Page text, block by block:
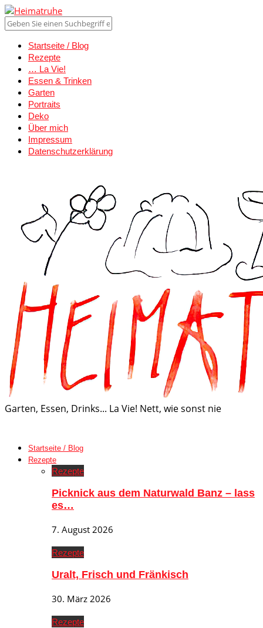
Startseite / Blog
Rezepte
… La Vie!
Essen & Trinken
Garten
Portraits
Deko
Über mich
Impressum
Datenschutzerklärung
Garten, Essen, Drinks... La Vie! Nett, wie sonst nie
Startseite / Blog
Rezepte
Rezepte
Picknick aus dem Naturwald Banz – lass
es…
7. August 2026
Rezepte
Uralt, Frisch und Fränkisch
30. März 2026
Rezepte